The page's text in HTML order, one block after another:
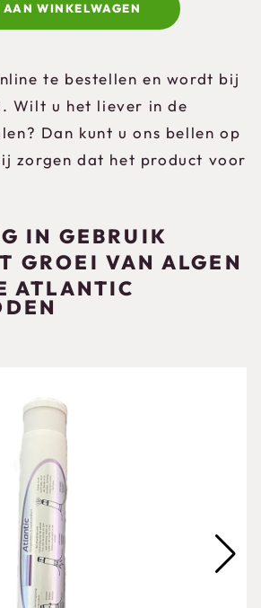
WINKELWAGEN
te bestellen en wordt bij
Wilt u het liever in de
Dan kunt u ons bellen op
zorgen dat het product voor
IN GEBRUIK
GROEI VAN ALGEN
ATLANTIC